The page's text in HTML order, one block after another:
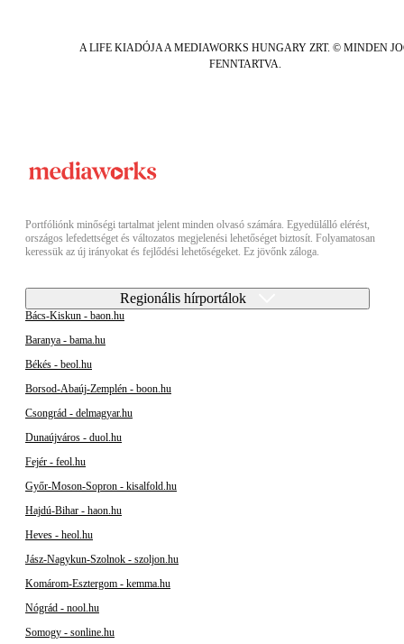
A LIFE KIADÓJA A MEDIAWORKS HUNGARY ZRT. © MINDEN
FENNTARTVA.
Portfóliónk minőségi tartalmat jelent minden olvasó számára. Egyedülálló elérést,
országos lefedettséget és változatos megjelenési lehetőséget biztosít. Folyamatosan
keressük az új irányokat és fejlődési lehetőségeket. Ez jövőnk záloga.
Regionális hírportálok
Bács-Kiskun - baon.hu
Baranya - bama.hu
Békés - beol.hu
Borsod-Abaúj-Zemplén - boon.hu
Csongrád - delmagyar.hu
Dunaújváros - duol.hu
Fejér - feol.hu
Győr-Moson-Sopron - kisalfold.hu
Hajdú-Bihar - haon.hu
Heves - heol.hu
Jász-Nagykun-Szolnok - szoljon.hu
Komárom-Esztergom - kemma.hu
Nógrád - nool.hu
Somogy - sonline.hu